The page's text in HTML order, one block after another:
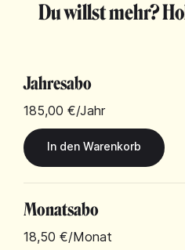
Du willst mehr?
Jahresabo
185,00 €/Jahr
Monatsabo
18,50 €/Monat